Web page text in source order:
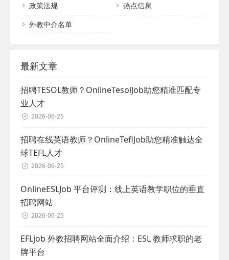
政策法规
热点信息
外教中介名单
最新文章
招聘TESOL教师？OnlineTesolJob助您精准匹配专
业人才
2026-06-25
招聘在线英语教师？OnlineTeflJob助您精准触达全
球TEFL人才
2026-06-25
OnlineESLJob 平台评测：线上英语教学职位的垂直
招聘网站
2026-06-25
EFLjob 外教招聘网站全面介绍：ESL 教师求职的老
牌平台